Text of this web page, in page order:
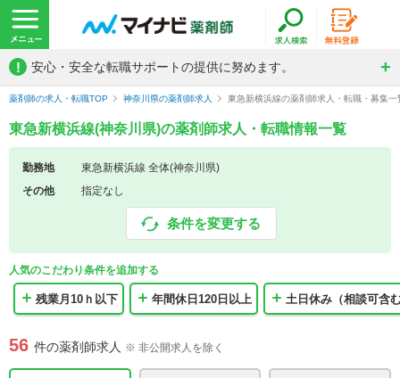
! 安心・安全な転職サポートの提供に努めます。
薬剤師の求人・転職TOP 神奈川県の薬剤師求人 東急新横浜線の薬剤師求人・転職・募集一
東急新横浜線(神奈川県)の薬剤師求人・転職情報一覧
勤務地
東急新横浜線 全体(神奈川県)
その他
指定なし
条件を変更する
人気のこだわり条件を追加する
残業月10ｈ以下 年間休日120日以上 土日休み（相談可含
56 件の薬剤師求人 ※ 非公開求人を除く